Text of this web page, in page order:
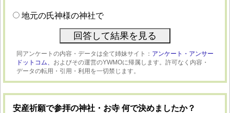
地元の氏神様の神社で
同アンケートの内容・データは全て姉妹サイト： アンケート・アンサー
ドットコム、 およびその運営のYWMOに帰属します。許可なく内容・
データの転用・引用・利用を一切禁じます。
安産祈願で参拝の神社・お寺 何で決めましたか？